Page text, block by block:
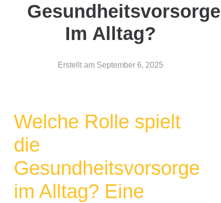
Gesundheitsvorsorge
Im Alltag?
Erstellt am September 6, 2025
Welche Rolle spielt
die
Gesundheitsvorsorge
im Alltag? Eine